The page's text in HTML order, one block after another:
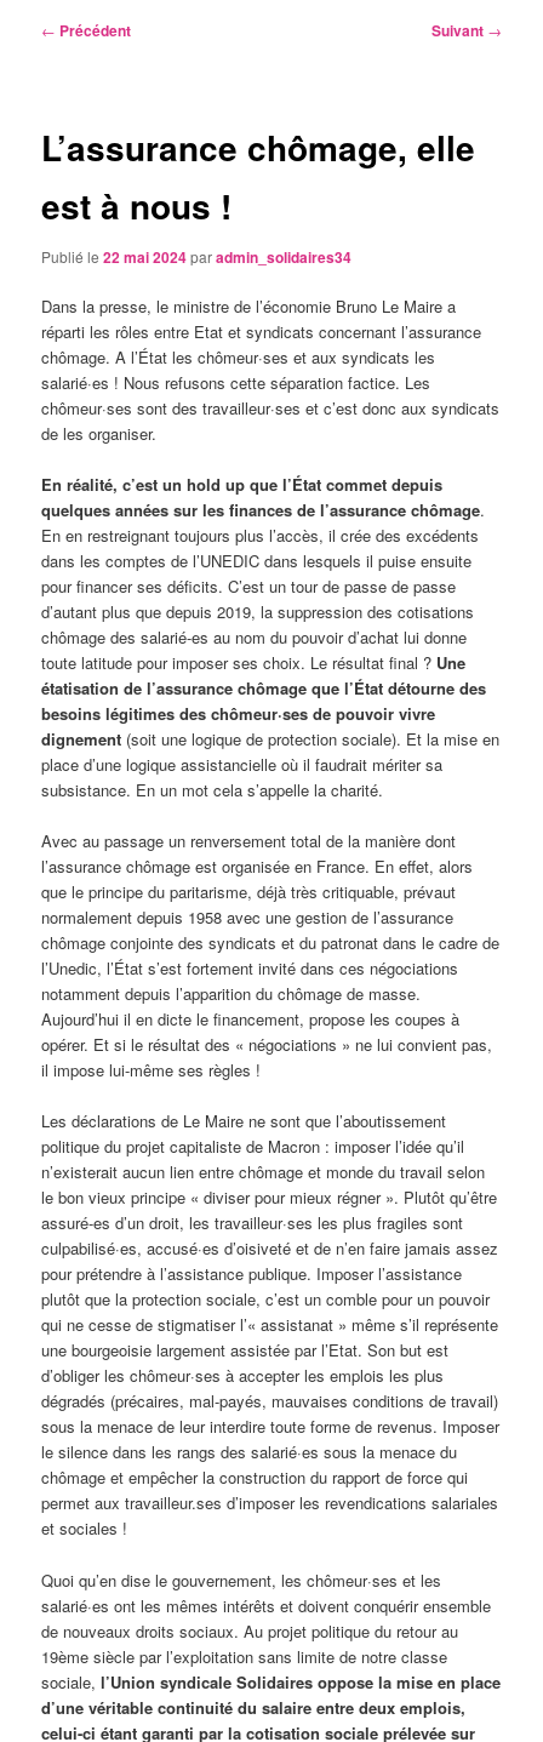
Navigation
← Précédent Suivant →
L’assurance chômage, elle
est à nous !
Publié le22 mai 2024paradmin_solidaires34
Dans la presse, le ministre de l’économie Bruno Le Maire a
réparti les rôles entre Etat et syndicats concernant l’assurance
chômage. A l’État les chômeur·ses et aux syndicats les
salarié·es ! Nous refusons cette séparation factice. Les
chômeur·ses sont des travailleur·ses et c’est donc aux syndicats
de les organiser.
En réalité, c’est un hold up que l’État commet depuis
quelques années sur les finances de l’assurance chômage.
En en restreignant toujours plus l’accès, il crée des excédents
dans les comptes de l’UNEDIC dans lesquels il puise ensuite
pour financer ses déficits. C’est un tour de passe de passe
d’autant plus que depuis 2019, la suppression des cotisations
chômage des salarié-es au nom du pouvoir d’achat lui donne
toute latitude pour imposer ses choix. Le résultat final ? Une
étatisation de l’assurance chômage que l’État détourne des
besoins légitimes des chômeur·ses de pouvoir vivre
dignement (soit une logique de protection sociale). Et la mise en
place d’une logique assistancielle où il faudrait mériter sa
subsistance. En un mot cela s’appelle la charité.
Avec au passage un renversement total de la manière dont
l’assurance chômage est organisée en France. En effet, alors
que le principe du paritarisme, déjà très critiquable, prévaut
normalement depuis 1958 avec une gestion de l’assurance
chômage conjointe des syndicats et du patronat dans le cadre de
l’Unedic, l’État s’est fortement invité dans ces négociations
notamment depuis l’apparition du chômage de masse.
Aujourd’hui il en dicte le financement, propose les coupes à
opérer. Et si le résultat des « négociations » ne lui convient pas,
il impose lui-même ses règles !
Les déclarations de Le Maire ne sont que l’aboutissement
politique du projet capitaliste de Macron : imposer l’idée qu’il
n’existerait aucun lien entre chômage et monde du travail selon
le bon vieux principe « diviser pour mieux régner ». Plutôt qu’être
assuré-es d’un droit, les travailleur·ses les plus fragiles sont
culpabilisé·es, accusé·es d’oisiveté et de n’en faire jamais assez
pour prétendre à l’assistance publique. Imposer l’assistance
plutôt que la protection sociale, c’est un comble pour un pouvoir
qui ne cesse de stigmatiser l’« assistanat » même s’il représente
une bourgeoisie largement assistée par l’Etat. Son but est
d’obliger les chômeur·ses à accepter les emplois les plus
dégradés (précaires, mal-payés, mauvaises conditions de travail)
sous la menace de leur interdire toute forme de revenus. Imposer
le silence dans les rangs des salarié·es sous la menace du
chômage et empêcher la construction du rapport de force qui
permet aux travailleur.ses d’imposer les revendications salariales
et sociales !
Quoi qu’en dise le gouvernement, les chômeur·ses et les
salarié·es ont les mêmes intérêts et doivent conquérir ensemble
de nouveaux droits sociaux. Au projet politique du retour au
19ème siècle par l’exploitation sans limite de notre classe
sociale, l’Union syndicale Solidaires oppose la mise en place
d’une véritable continuité du salaire entre deux emplois,
celui-ci étant garanti par la cotisation sociale prélevée sur